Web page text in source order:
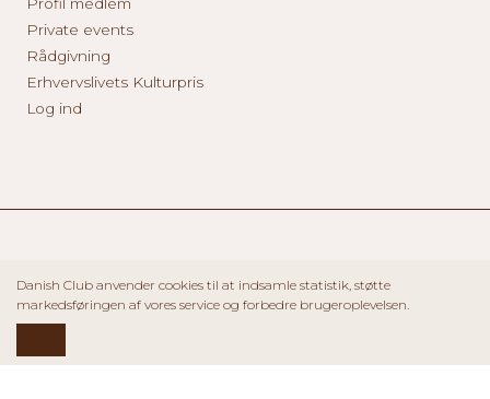
Private events
Rådgivning
Erhvervslivets Kulturpris
Log ind
Danish Club anvender cookies til at indsamle statistik, støtte
markedsføringen af vores service og forbedre brugeroplevelsen.